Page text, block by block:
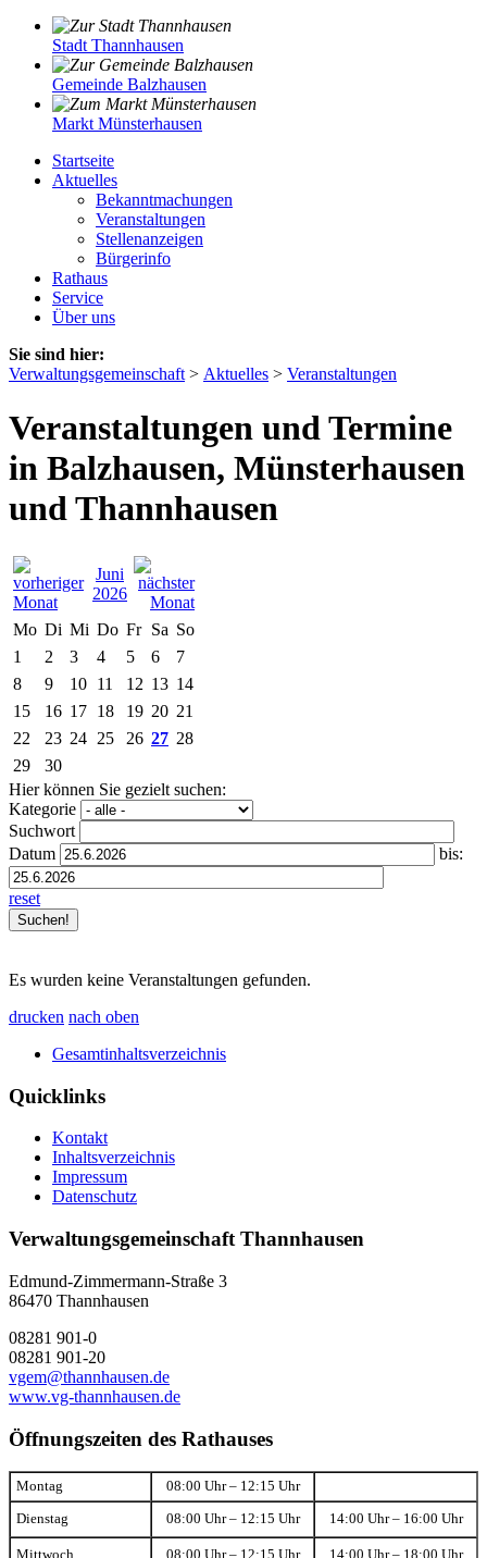
Stadt Thannhausen
Gemeinde Balzhausen
Markt Münsterhausen
Startseite
Aktuelles
Bekanntmachungen
Veranstaltungen
Stellenanzeigen
Bürgerinfo
Rathaus
Service
Über uns
Sie sind hier:
Verwaltungsgemeinschaft > Aktuelles > Veranstaltungen
Veranstaltungen und Termine
in Balzhausen, Münsterhausen
und Thannhausen
Juni
2026
Mo Di Mi Do Fr Sa So
1
2 3 4 5 6
7
8
9 10 11 12 13 14
15
16 17 18 19 20 21
22
23 24 25 26 27 28
29
30
Hier können Sie gezielt suchen:
Kategorie
Suchwort
Datum
bis:
reset
Es wurden keine Veranstaltungen gefunden.
drucken nach oben
Gesamtinhaltsverzeichnis
Quicklinks
Kontakt
Inhaltsverzeichnis
Impressum
Datenschutz
Verwaltungsgemeinschaft Thannhausen
Edmund-Zimmermann-Straße 3
86470 Thannhausen
08281 901-0
08281 901-20
vgem@thannhausen.de
www.vg-thannhausen.de
Öffnungszeiten des Rathauses
Montag 08:00 Uhr – 12:15 Uhr
Dienstag 08:00 Uhr – 12:15 Uhr 14:00 Uhr – 16:00 Uhr